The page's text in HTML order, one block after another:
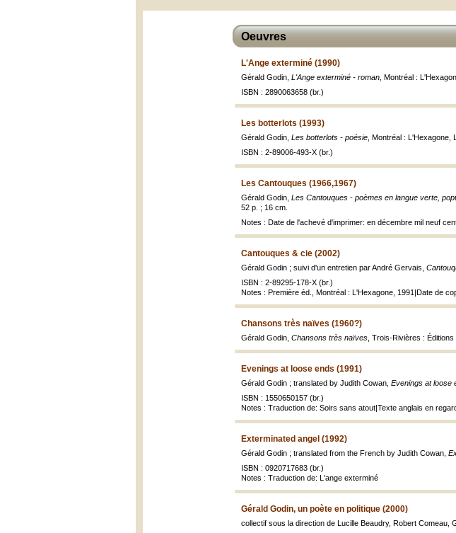
Oeuvres
L'Ange exterminé (1990)
Gérald Godin, L'Ange exterminé - roman , Montréal :
ISBN : 2890063658 (br.)
Les botterlots (1993)
Gérald Godin, Les botterlots - poésie , Montréal : L'Hexagone,
ISBN : 2-89006-493-X (br.)
Les Cantouques (1966,1967)
Gérald Godin, Les Cantouques - poèmes en langue verte,
52 p. ; 16 cm.
Notes : Date de l'achevé d'imprimer: en décembre mil neuf
Cantouques & cie (2002)
Gérald Godin ; suivi d'un entretien par André Gervais,
ISBN : 2-89295-178-X (br.)
Notes : Première éd., Montréal : L'Hexagone, 1991|Date de
Chansons très naïves (1960?)
Gérald Godin, Chansons très naïves , Trois-Rivières :
Evenings at loose ends (1991)
Gérald Godin ; translated by Judith Cowan, Evenings at loose
ISBN : 1550650157 (br.)
Notes : Traduction de: Soirs sans atout|Texte anglais en
Exterminated angel (1992)
Gérald Godin ; translated from the French by Judith Cowan,
ISBN : 0920717683 (br.)
Notes : Traduction de: L'ange exterminé
Gérald Godin, un poète en politique (2000)
collectif sous la direction de Lucille Beaudry, Robert Comeau,